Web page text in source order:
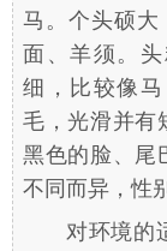
马。个头硕大
面、羊须。
细，比较像
毛，光滑并有
黑色的脸、尾
不同而异，性
对环境的